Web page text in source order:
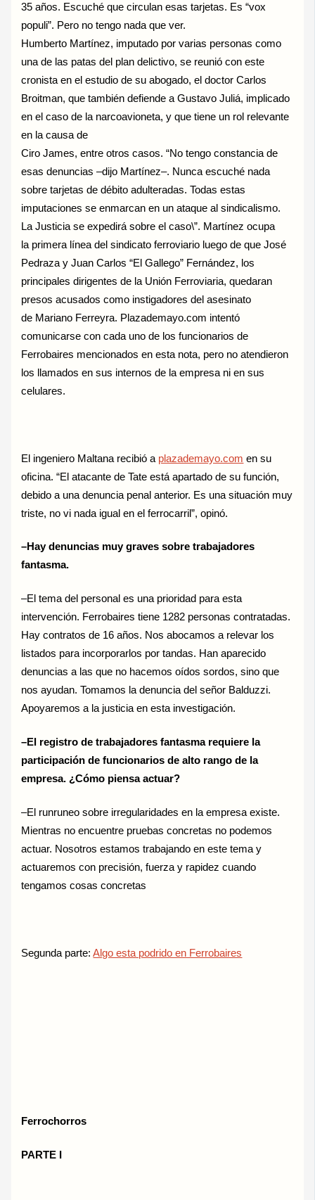
35 años. Escuché que circulan esas tarjetas. Es “vox
populi”. Pero no tengo nada que ver.
Humberto Martínez, imputado por varias personas como
una de las patas del plan delictivo, se reunió con este
cronista en el estudio de su abogado, el doctor Carlos
Broitman, que también defiende a Gustavo Juliá, implicado
en el caso de la narcoavioneta, y que tiene un rol relevante
en la causa de
Ciro James, entre otros casos. “No tengo constancia de
esas denuncias –dijo Martínez–. Nunca escuché nada
sobre tarjetas de débito adulteradas. Todas estas
imputaciones se enmarcan en un ataque al sindicalismo.
La Justicia se expedirá sobre el caso\”. Martínez ocupa
la primera línea del sindicato ferroviario luego de que José
Pedraza y Juan Carlos “El Gallego” Fernández, los
principales dirigentes de la Unión Ferroviaria, quedaran
presos acusados como instigadores del asesinato
de Mariano Ferreyra. Plazademayo.com intentó
comunicarse con cada uno de los funcionarios de
Ferrobaires mencionados en esta nota, pero no atendieron
los llamados en sus internos de la empresa ni en sus
celulares.
El ingeniero Maltana recibió a plazademayo.com en su
oficina. “El atacante de Tate está apartado de su función,
debido a una denuncia penal anterior. Es una situación muy
triste, no vi nada igual en el ferrocarril”, opinó.
–Hay denuncias muy graves sobre trabajadores
fantasma.
–El tema del personal es una prioridad para esta
intervención. Ferrobaires tiene 1282 personas contratadas.
Hay contratos de 16 años. Nos abocamos a relevar los
listados para incorporarlos por tandas. Han aparecido
denuncias a las que no hacemos oídos sordos, sino que
nos ayudan. Tomamos la denuncia del señor Balduzzi.
Apoyaremos a la justicia en esta investigación.
–El registro de trabajadores fantasma requiere la
participación de funcionarios de alto rango de la
empresa. ¿Cómo piensa actuar?
–El runruneo sobre irregularidades en la empresa existe.
Mientras no encuentre pruebas concretas no podemos
actuar. Nosotros estamos trabajando en este tema y
actuaremos con precisión, fuerza y rapidez cuando
tengamos cosas concretas
Segunda parte:Algo esta podrido en Ferrobaires
Ferrochorros
PARTE I